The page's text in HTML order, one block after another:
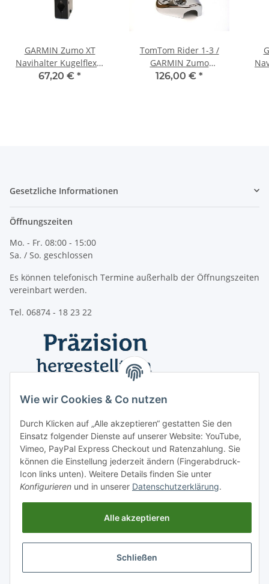
GARMIN Zumo XT
Navihalter Kugelflex®
M4 HOCH / Motorräder
67,20 € *
TomTom Rider 1-3 /
GARMIN Zumo
Navihalter Kugelflex®
126,00 € *
Gesetzliche Informationen
Öffnungszeiten
Mo. - Fr. 08:00 - 15:00
Sa. / So. geschlossen
Es können telefonisch Termine außerhalb der Öffnungszeiten
vereinbart werden.
Tel. 06874 - 18 23 22
Wie wir Cookies & Co nutzen
Durch Klicken auf „Alle akzeptieren“ gestatten Sie den
Einsatz folgender Dienste auf unserer Website: YouTube,
Vimeo, PayPal Express Checkout und Ratenzahlung. Sie
können die Einstellung jederzeit ändern (Fingerabdruck-
Icon links unten). Weitere Details finden Sie unter
Konfigurieren und in unserer Datenschutzerklärung.
Alle akzeptieren
Schließen